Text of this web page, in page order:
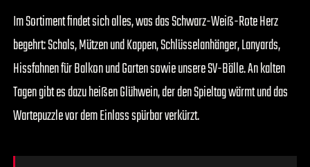
Im Sortiment findet sich alles, was das Schwarz-Weiß-Rote Herz
begehrt: Schals, Mützen und Kappen, Schlüsselanhänger, Lanyards,
Hissfahnen für Balkon und Garten sowie unsere SV-Bälle. An kalten
Tagen gibt es dazu heißen Glühwein, der den Spieltag wärmt und das
Wartepuzzle vor dem Einlass spürbar verkürzt.